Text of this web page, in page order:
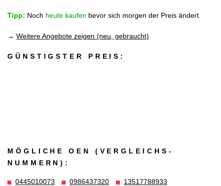
Tipp: Noch heute kaufen bevor sich morgen der Preis ändert.
→ Weitere Angebote zeigen (neu, gebraucht)
GÜNSTIGSTER PREIS:
MÖGLICHE OEN (VERGLEICHS­
NUMMERN):
0445010073 0986437320
13517788933